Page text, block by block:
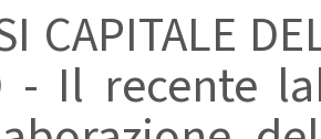
CAPITALE
- Il recente